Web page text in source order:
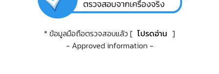
* ข้อมูลมือถือตรวจสอบแล้ว [ โปรดอ่าน ]
- Approved information -